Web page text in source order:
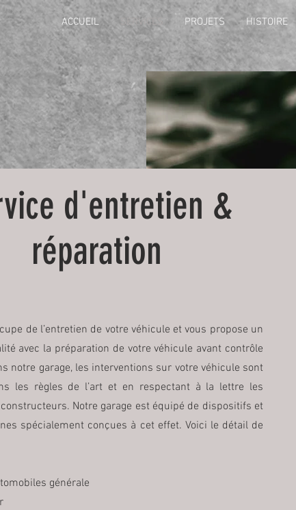
ACCUEIL SERVICES PROJETS HISTOIRE
d'entretien &
réparation
de l’entretien de votre véhicule et vous propose un
avec la préparation de votre véhicule avant contrôle
notre garage, les interventions sur votre véhicule sont
les règles de l’art et en respectant à la lettre les
Notre garage est équipé de dispositifs et
spécialement conçues à cet effet. Voici le détail de
générale